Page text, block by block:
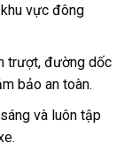
vực đông
trượt, đường dốc
bảo an toàn.
và luôn tập